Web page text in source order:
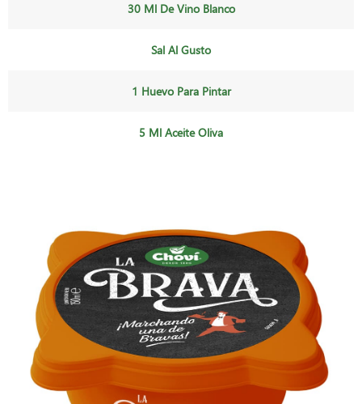
30 Ml De Vino Blanco
Sal Al Gusto
1 Huevo Para Pintar
5 Ml Aceite Oliva